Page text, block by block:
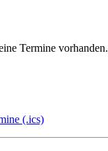
Termine vorhanden.
(.ics)